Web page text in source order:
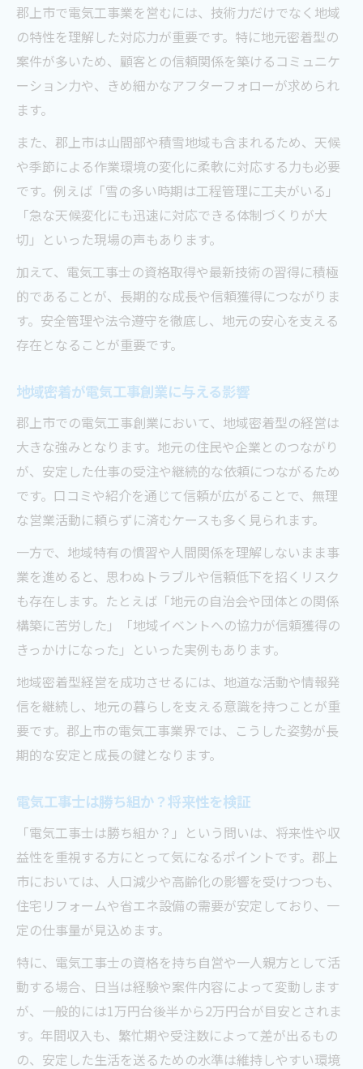
電気工事創業で収益性を上げるコツとは
一人親方の日当と年収の現実を掘り下げる
自営電気工事で経費を抑えるポイント
現場経験から学ぶ郡上市の電気工事創業術
現場経験が電気工事創業に活きる理由
郡上市で学んだ電気工事士の成功事例
実体験から語る電気工事の創業ポイント
仕事量安定への電気工事士の工夫
創業初年度に直面する課題と乗り越え方
郡上市で電気工事業を営むには、技術力だけでなく地域
の特性を理解した対応力が重要です。特に地元密着型の
案件が多いため、顧客との信頼関係を築けるコミュニケ
ーション力や、きめ細かなアフターフォローが求められ
ます。
また、郡上市は山間部や積雪地域も含まれるため、天候
や季節による作業環境の変化に柔軟に対応する力も必要
です。例えば「雪の多い時期は工程管理に工夫がいる」
「急な天候変化にも迅速に対応できる体制づくりが大
切」といった現場の声もあります。
加えて、電気工事士の資格取得や最新技術の習得に積極
的であることが、長期的な成長や信頼獲得につながりま
す。安全管理や法令遵守を徹底し、地元の安心を支える
存在となることが重要です。
地域密着が電気工事創業に与える影響
郡上市での電気工事創業において、地域密着型の経営は
大きな強みとなります。地元の住民や企業とのつながり
が、安定した仕事の受注や継続的な依頼につながるため
です。口コミや紹介を通じて信頼が広がることで、無理
な営業活動に頼らずに済むケースも多く見られます。
一方で、地域特有の慣習や人間関係を理解しないまま事
業を進めると、思わぬトラブルや信頼低下を招くリスク
も存在します。たとえば「地元の自治会や団体との関係
構築に苦労した」「地域イベントへの協力が信頼獲得の
きっかけになった」といった実例もあります。
地域密着型経営を成功させるには、地道な活動や情報発
信を継続し、地元の暮らしを支える意識を持つことが重
要です。郡上市の電気工事業界では、こうした姿勢が長
期的な安定と成長の鍵となります。
電気工事士は勝ち組か？将来性を検証
「電気工事士は勝ち組か？」という問いは、将来性や収
益性を重視する方にとって気になるポイントです。郡上
市においては、人口減少や高齢化の影響を受けつつも、
住宅リフォームや省エネ設備の需要が安定しており、一
定の仕事量が見込めます。
特に、電気工事士の資格を持ち自営や一人親方として活
動する場合、日当は経験や案件内容によって変動します
が、一般的には1万円台後半から2万円台が目安とされま
す。年間収入も、繁忙期や受注数によって差が出るもの
の、安定した生活を送るための水準は維持しやすい環境